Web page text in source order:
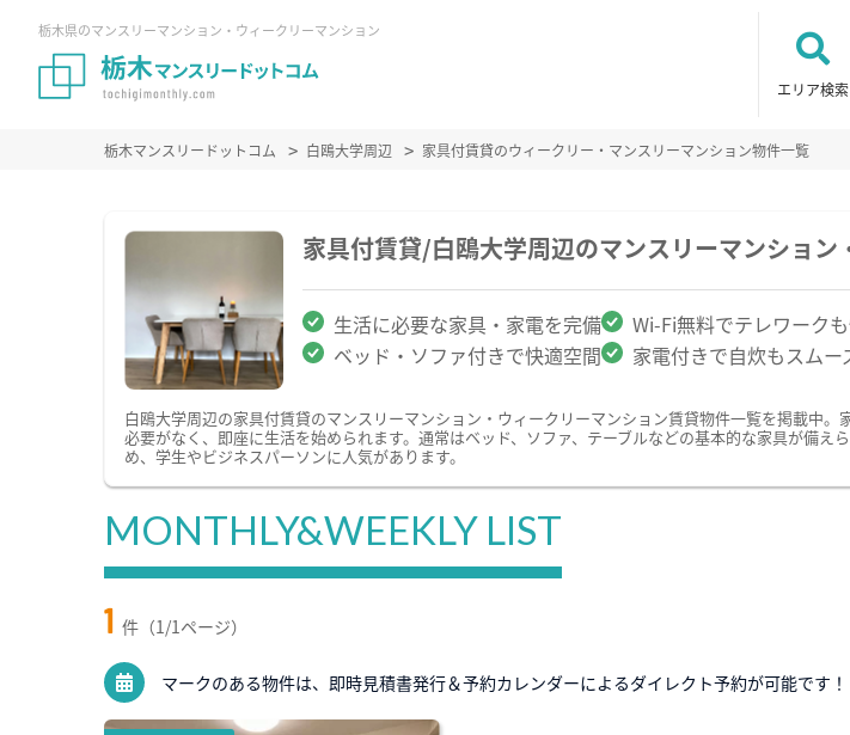
栃木県のマンスリーマンション・ウィークリーマンション
エリア検索
栃木マンスリードットコム 白鴎大学周辺 家具付賃貸のウィークリー・マンスリーマンション物件一覧
家具付賃貸/白鴎大学周辺のマンスリーマンショ
生活に必要な家具・家電を完備 Wi-Fi無料でテレワーク
ベッド・ソファ付きで快適空間
家電付きで自炊もスムー
白鴎大学周辺の家具付賃貸のマンスリーマンション・ウィークリーマンション賃貸物件一覧を掲載中
必要がなく、即座に生活を始められます。通常はベッド、ソファ、テーブルなどの基本的な家具が備
め、学生やビジネスパーソンに人気があります。
MONTHLY&WEEKLY LIST
1 件（1/1ページ）
マークのある物件は、即時見積書発行＆予約カレンダーによるダイレクト予約が可能です！